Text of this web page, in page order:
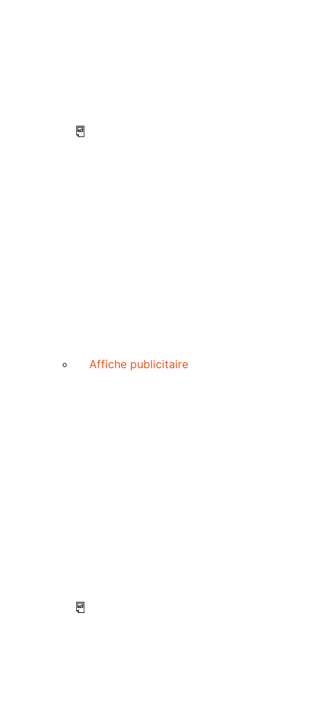
Affiche publicitaire